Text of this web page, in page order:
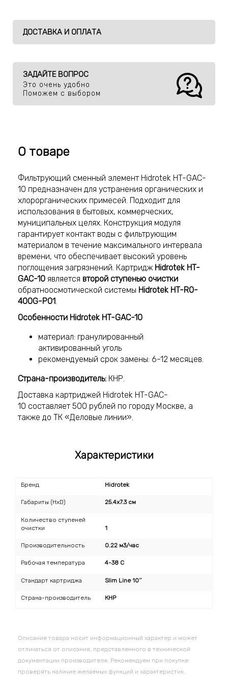
ДОСТАВКА И ОПЛАТА
ЗАДАЙТЕ ВОПРОС
Это очень удобно
Поможем с выбором
О товаре
Фильтрующий сменный элемент Hidrotek HT-GAC-
10 предназначен для устранения органических и
хлорорганических примесей. Подходит для
использования в бытовых, коммерческих,
муниципальных целях. Конструкция модуля
гарантирует контакт воды с фильтрующим
материалом в течение максимального интервала
времени, что обеспечивает высокий уровень
поглощения загрязнений. Картридж Hidrotek HT-
GAC-10 является второй ступенью очистки
обратноосмотической системы Hidrotek HT-RO-
400G-P01.
Особенности Hidrotek HT-GAC-10
материал: гранулированный
активированный уголь
рекомендуемый срок замены: 6-12 месяцев.
Страна-производитель: КНР.
Доставка картриджей Hidrotek HT-GAC-
10 составляет 500 рублей по городу Москве, а
также до ТК «Деловые линии».
Характеристики
Бренд Hidrotek
Габариты (HxD) 25.4x7.3 см
Количество ступеней
очистки
1
Производительность 0.22 м3/час
Рабочая температура 4-38 C
Стандарт картриджа Slim Line 10″
Страна-производитель КНР
Описание товара носит информационный характер и может
отличаться от описания, представленного в технической
документации производителя. Рекомендуем при покупке
проверять наличие желаемых функций и характеристик.